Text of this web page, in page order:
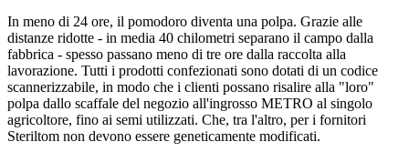
In meno di 24 ore, il pomodoro diventa una polpa. Grazie alle
distanze ridotte - in media 40 chilometri separano il campo dalla
fabbrica - spesso passano meno di tre ore dalla raccolta alla
lavorazione. Tutti i prodotti confezionati sono dotati di un codice
scannerizzabile, in modo che i clienti possano risalire alla "loro"
polpa dallo scaffale del negozio all'ingrosso METRO al singolo
agricoltore, fino ai semi utilizzati. Che, tra l'altro, per i fornitori
Steriltom non devono essere geneticamente modificati.